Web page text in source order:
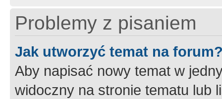
Problemy z pisaniem
Jak utworzyć temat na
Aby napisać nowy temat w
widoczny na stronie tematu lub